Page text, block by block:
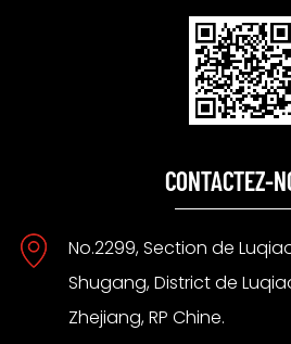
CONTACTEZ-
No.2299, Section de
Shugang, District de
Zhejiang, RP Chine.